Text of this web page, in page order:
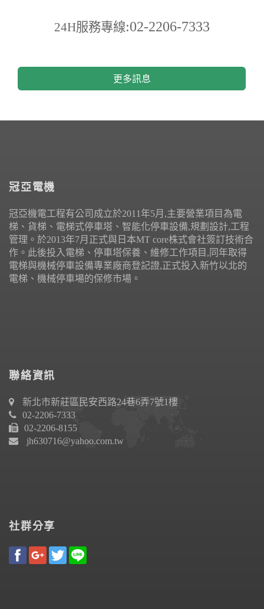
24H服務專線:02-2206-7333
更多訊息
冠亞電機
冠亞機電工程有公司成立於2011年5月,主要營業項目為電
梯、貨梯、電梯式停車塔、智能化停車設備,規劃設計,工程
管理。於2013年7月正式與日本MT core株式會社簽訂技術合
作。此後投入電梯、停車塔保養、維修工作項目,同年取得
電梯與機械停車設備專業廠商登記證,正式投入新竹以北的
電梯、機械停車場的保修市場。
聯絡資訊
新北市新莊區民安西路24巷6弄7號1樓
02-2206-7333
02-2206-8155
jh630716@yahoo.com.tw
社群分享